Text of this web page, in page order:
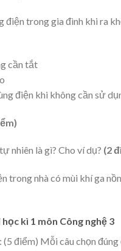
điện trong gia đình khi ra
cần tắt
điện khi không cần sử
nhiên là gì? Cho ví dụ? (2
trong nhà có mùi khí ga
kì 1 môn Công nghệ 3
: (5 điểm) Mỗi câu chọn